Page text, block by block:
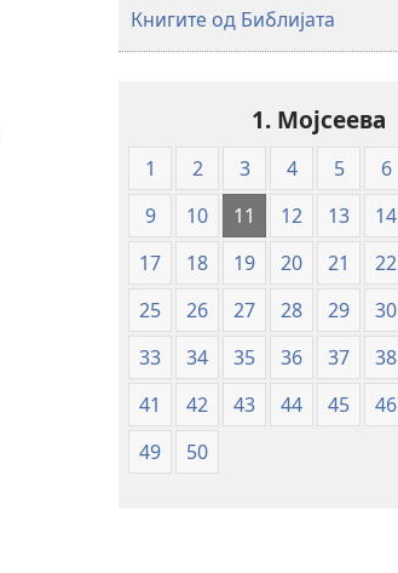
формат
—
превод
Нов
свет
Книгите од Библијата
1. Мојсеева
1 2 3 4 5 6
9
10 11 12 13 14
17
18 19 20 21 22
25
26 27 28 29 30
33
34 35 36 37 38
41
42 43 44 45 46
49
50